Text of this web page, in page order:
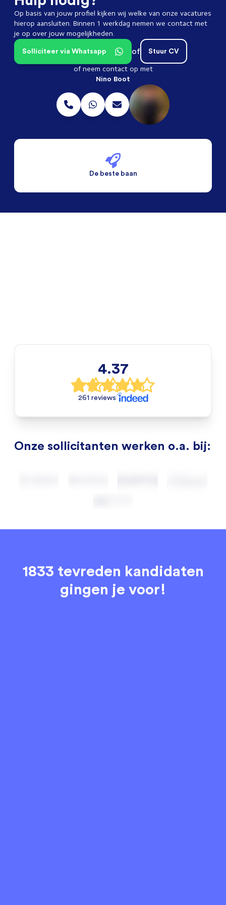
Op basis van jouw profiel kijken wij welke van onze vacatures
hierop aansluiten. Binnen 1 werkdag nemen we contact met
je op over jouw mogelijkheden.
Stuur CV
of
Solliciteer via Whatsapp
of neem contact op met
Nino Boot
De beste baan
4.37
261 reviews
Onze sollicitanten werken o.a. bij:
1833 tevreden kandidaten
gingen je voor!